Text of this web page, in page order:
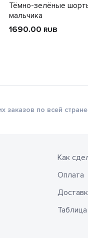
Тёмно-зелёные
мальчика
1690.00 RUB
заказов по всей стране
Как
Оплата